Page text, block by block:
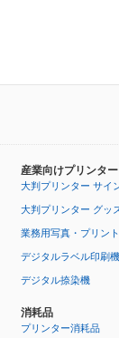
産業向けプリンタ
大判プリンター サイ
大判プリンター グッ
業務用写真・プリン
デジタルラベル印刷機
デジタル捺染機
消耗品
プリンター消耗品